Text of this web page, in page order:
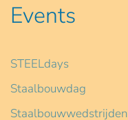
Events
STEELdays
Staalbouwdag
Staalbouwwedstrijden